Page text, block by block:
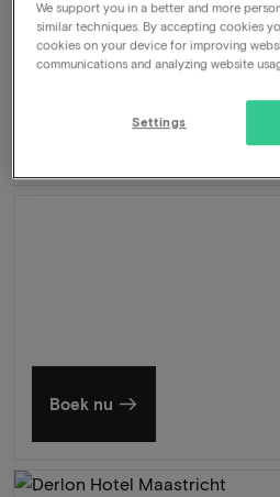
Dagelijks ontbijtbuffet
Welkomstdrankje
Gebruik zwembad en wellness
462
Boek nu
We support you in a better and more
similar techniques. By accepting cookies
cookies on your device for improving
communications and analyzing website
Settings